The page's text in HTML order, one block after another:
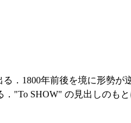
．1800年前後を境に形勢が
．"To SHOW" の見出しのも